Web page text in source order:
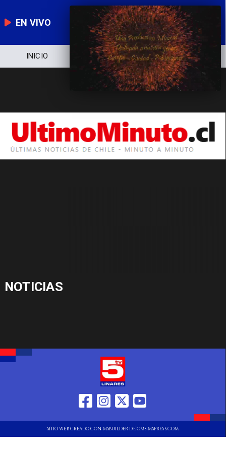
EN VIVO
INICIO NOTICIERO POLÍTICA
NOTICIAS
SITIO WEB CREADO CON MSBUILDER DE CMS-MSPRESS.COM